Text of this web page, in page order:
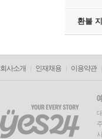
환불
회사소개 인재채용 이용약관